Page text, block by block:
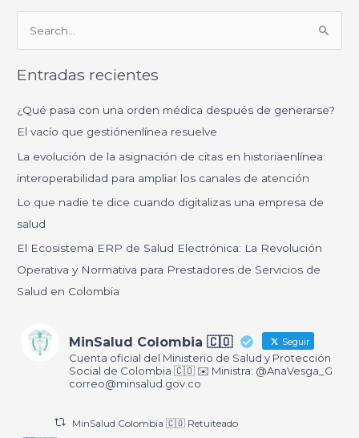
s
a
p
o
r
:
Entradas recientes
¿Qué pasa con una orden médica después de generarse?
El vacío que gestiónenlínea resuelve
La evolución de la asignación de citas en historiaenlínea:
interoperabilidad para ampliar los canales de atención
Lo que nadie te dice cuando digitalizas una empresa de
salud
El Ecosistema ERP de Salud Electrónica: La Revolución
Operativa y Normativa para Prestadores de Servicios de
Salud en Colombia
MinSalud Colombia 🇨🇴 Seguir
Cuenta oficial del Ministerio de Salud y Protección
Social de Colombia 🇨🇴 ✉️ Ministra: @AnaVesga_G
correo@minsalud.gov.co
MinSalud Colombia 🇨🇴 Retuiteado